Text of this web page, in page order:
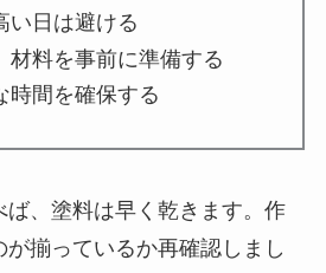
い日は避ける
材料を事前に準備する
時間を確保する
ば、塗料は早く乾きます。作
揃っているか再確認しまし